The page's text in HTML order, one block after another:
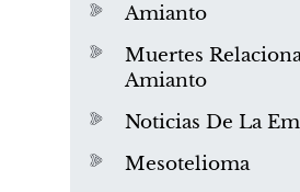
Amianto
Muertes
Amianto
Noticias De La
Mesotelioma